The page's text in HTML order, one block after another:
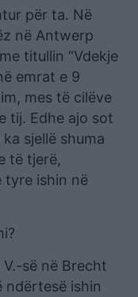
për ta. Në
në Antwerp
titullin “Vdekje
emrat e 9
mes të cilëve
tij. Edhe ajo sot
sjellë shuma
të tjerë,
tyre ishin në
së në Brecht
ndërtesë ishin